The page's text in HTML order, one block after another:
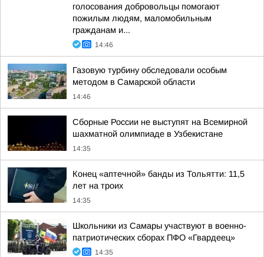
голосования добровольцы помогают
пожилым людям, маломобильным
гражданам и...
14:46
Газовую турбину обследовали особым
методом в Самарской области
14:46
Сборные России не выступят на Всемирной
шахматной олимпиаде в Узбекистане
14:35
Конец «аптечной» банды из Тольятти: 11,5
лет на троих
14:35
Школьники из Самары участвуют в военно-
патриотических сборах ПФО «Гвардеец»
14:35